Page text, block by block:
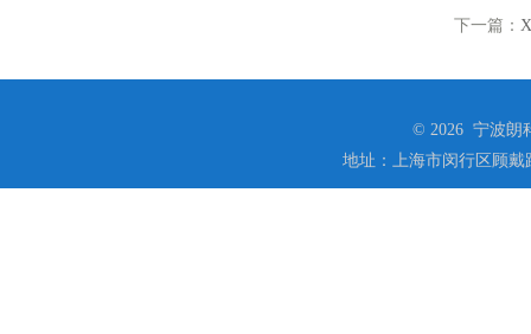
下一篇：
© 2026 宁波朗
地址：上海市闵行区顾